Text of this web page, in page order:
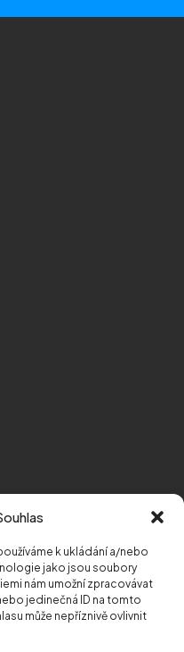
k ukládání a/nebo
jako jsou soubory
nám umožní zpracovávat
jedinečná ID na tomto
může nepříznivě ovlivnit
mapa stránek)